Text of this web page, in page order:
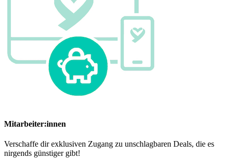
Mitarbeiter:innen
Verschaffe dir exklusiven Zugang zu unschlagbaren Deals, die es
nirgends günstiger gibt!